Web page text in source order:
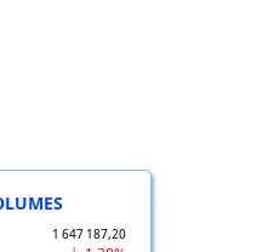
1 647 187,20